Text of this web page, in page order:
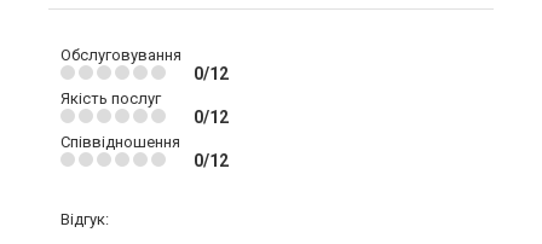
Обслуговування
0/12
Якість послуг
0/12
Співвідношення
0/12
Відгук: